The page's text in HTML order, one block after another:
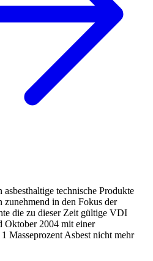
technische Produkte
zunehmend in den Fokus der
die zu dieser Zeit gültige VDI
Oktober 2004 mit einer
Masseprozent Asbest nicht mehr